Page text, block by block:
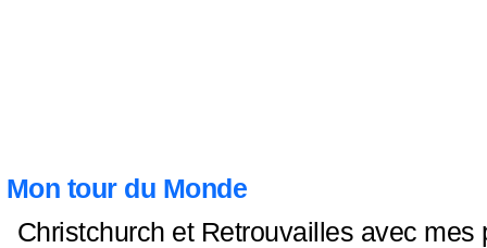
Mon tour du Monde
Christchurch et Retrouvailles avec mes